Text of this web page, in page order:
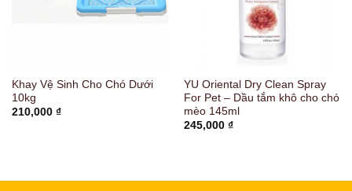
Khay Vệ Sinh Cho Chó Dưới
10kg
210,000 ₫
YU Oriental Dry Clean Spray
For Pet – Dầu tắm khô cho chó
mèo 145ml
245,000 ₫